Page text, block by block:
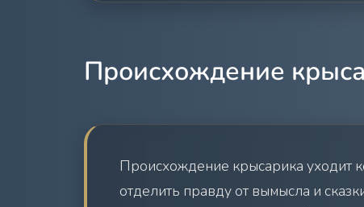
Происхождение
Происхождение крысарика уходит
отделить правду от вымысла и